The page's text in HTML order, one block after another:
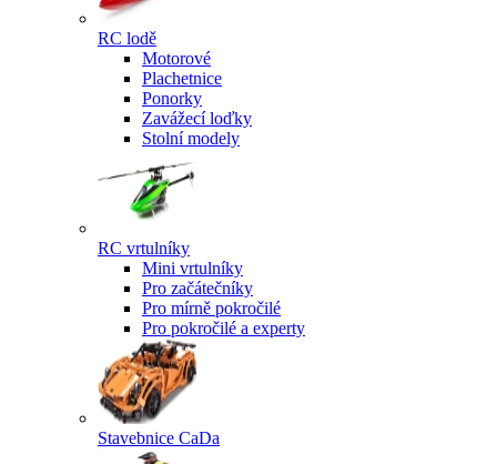
RC lodě
Motorové
Plachetnice
Ponorky
Zavážecí loďky
Stolní modely
RC vrtulníky
Mini vrtulníky
Pro začátečníky
Pro mírně pokročilé
Pro pokročilé a experty
Stavebnice CaDa